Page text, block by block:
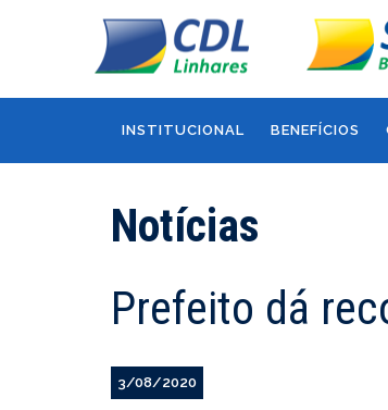
INSTITUCIONAL BENEFÍCIOS
Notícias
Prefeito dá
3/08/2020